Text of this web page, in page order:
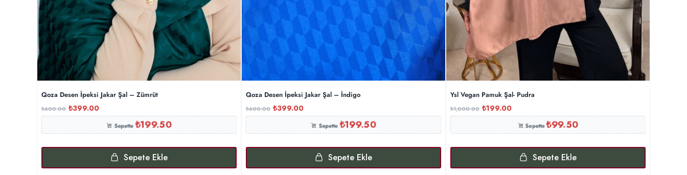
Qoza Desen İpeksi Jakar Şal – Zümrüt
₺600.00 ₺399.00
Sepette₺199.50
Sepete Ekle
Qoza Desen İpeksi Jakar Şal – İndigo
₺600.00 ₺399.00
Sepette₺199.50
Sepete Ekle
Ysl Vegan Pamuk Şal- Pudra
₺1,000.00 ₺199.00
Sepette₺99.50
Sepete Ekle